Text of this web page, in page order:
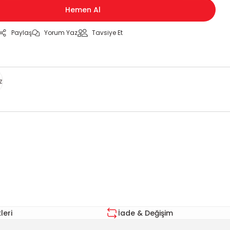
Hemen Al
Paylaş Yorum Yaz Tavsiye Et
İade & Değişim